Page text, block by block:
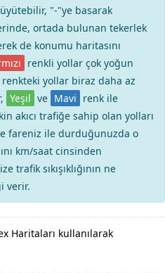
"-"ye basarak
ortada bulunan tekerlek
de konumu haritasını
renkli yollar çok yoğun
renkteki yollar biraz daha az
Yeşil ve Mavi renk ile
akıcı trafiğe sahip olan yolları
fareniz ile durduğunuzda o
km/saat cinsinden
trafik sıkışıklığının ne
verir.
Haritaları kullanılarak